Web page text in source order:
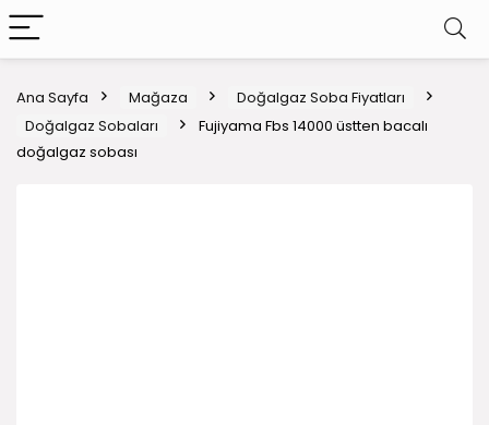
Ana Sayfa Mağaza
Doğalgaz Soba Fiyatları
Doğalgaz Sobaları
Fujiyama Fbs 14000 üstten bacalı
doğalgaz sobası